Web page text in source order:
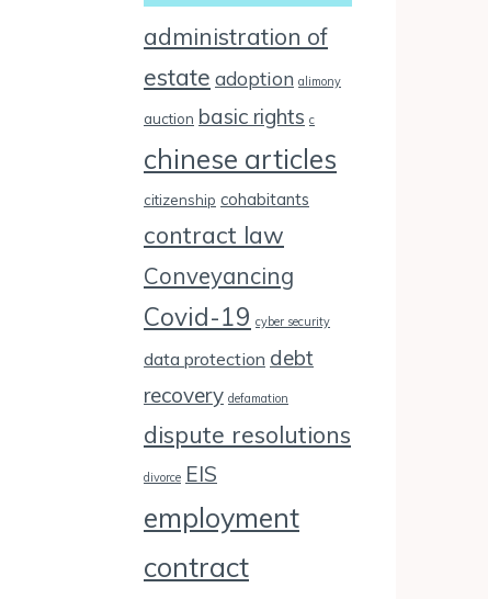
administration of
estate adoption alimony
auction basic rights c
chinese articles
citizenship cohabitants
contract law
Conveyancing
Covid-19 cyber security
data protection debt
recovery defamation
dispute resolutions
divorce EIS
employment
contract